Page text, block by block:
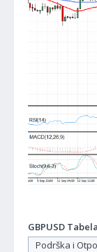
GBPUSD
Podrška i